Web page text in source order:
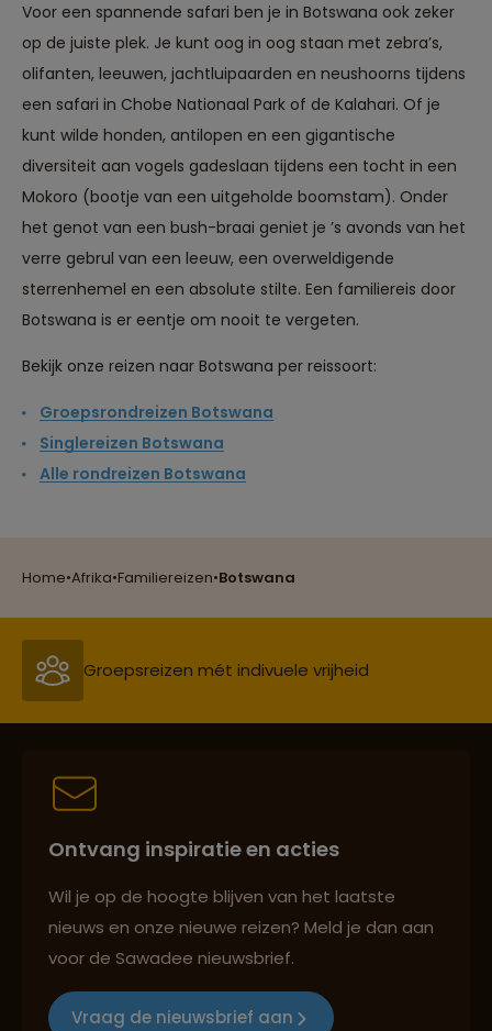
Home•Afrika•Familiereizen•Botswana
Voor een spannende safari ben je in Botswana ook zeker
op de juiste plek. Je kunt oog in oog staan met zebra’s,
olifanten, leeuwen, jachtluipaarden en neushoorns tijdens
een safari in Chobe Nationaal Park of de Kalahari. Of je
kunt wilde honden, antilopen en een gigantische
diversiteit aan vogels gadeslaan tijdens een tocht in een
Mokoro (bootje van een uitgeholde boomstam). Onder
het genot van een bush-braai geniet je ’s avonds van het
verre gebrul van een leeuw, een overweldigende
sterrenhemel en een absolute stilte. Een familiereis door
Botswana is er eentje om nooit te vergeten.
Bekijk onze reizen naar Botswana per reissoort:
Groepsrondreizen Botswana
Singlereizen Botswana
Alle rondreizen Botswana
Groepsreizen mét indivuele vrijheid
Persoonlijk en deskundig reisadvies
Reizen met oog voor mens, cultuur en milieu
Ontvang inspiratie en acties
Wil je op de hoogte blijven van het laatste
nieuws en onze nieuwe reizen? Meld je dan aan
voor de Sawadee nieuwsbrief.
Vraag de nieuwsbrief aan